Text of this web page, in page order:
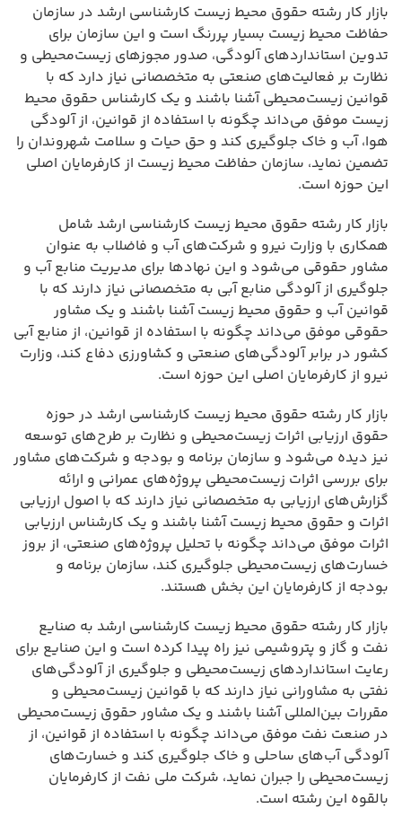
بازار کار رشته حقوق محیط زیست کارشناسی ارشد در سازمان
حفاظت محیط زیست بسیار پررنگ است و این سازمان برای
تدوین استانداردهای آلودگی، صدور مجوزهای زیست‌محیطی و
نظارت بر فعالیت‌های صنعتی به متخصصانی نیاز دارد که با
قوانین زیست‌محیطی آشنا باشند و یک کارشناس حقوق محیط
زیست موفق می‌داند چگونه با استفاده از قوانین، از آلودگی
هوا، آب و خاک جلوگیری کند و حق حیات و سلامت شهروندان را
تضمین نماید، سازمان حفاظت محیط زیست از کارفرمایان اصلی
این حوزه است.
بازار کار رشته حقوق محیط زیست کارشناسی ارشد شامل
همکاری با وزارت نیرو و شرکت‌های آب و فاضلاب به عنوان
مشاور حقوقی می‌شود و این نهادها برای مدیریت منابع آب و
جلوگیری از آلودگی منابع آبی به متخصصانی نیاز دارند که با
قوانین آب و حقوق محیط زیست آشنا باشند و یک مشاور
حقوقی موفق می‌داند چگونه با استفاده از قوانین، از منابع آبی
کشور در برابر آلودگی‌های صنعتی و کشاورزی دفاع کند، وزارت
نیرو از کارفرمایان اصلی این حوزه است.
بازار کار رشته حقوق محیط زیست کارشناسی ارشد در حوزه
حقوق ارزیابی اثرات زیست‌محیطی و نظارت بر طرح‌های توسعه
نیز دیده می‌شود و سازمان برنامه و بودجه و شرکت‌های مشاور
برای بررسی اثرات زیست‌محیطی پروژه‌های عمرانی و ارائه
گزارش‌های ارزیابی به متخصصانی نیاز دارند که با اصول ارزیابی
اثرات و حقوق محیط زیست آشنا باشند و یک کارشناس ارزیابی
اثرات موفق می‌داند چگونه با تحلیل پروژه‌های صنعتی، از بروز
خسارت‌های زیست‌محیطی جلوگیری کند، سازمان برنامه و
بودجه از کارفرمایان این بخش هستند.
بازار کار رشته حقوق محیط زیست کارشناسی ارشد به صنایع
نفت و گاز و پتروشیمی نیز راه پیدا کرده است و این صنایع برای
رعایت استانداردهای زیست‌محیطی و جلوگیری از آلودگی‌های
نفتی به مشاورانی نیاز دارند که با قوانین زیست‌محیطی و
مقررات بین‌المللی آشنا باشند و یک مشاور حقوق زیست‌محیطی
در صنعت نفت موفق می‌داند چگونه با استفاده از قوانین، از
آلودگی آب‌های ساحلی و خاک جلوگیری کند و خسارت‌های
زیست‌محیطی را جبران نماید، شرکت ملی نفت از کارفرمایان
بالقوه این رشته است.